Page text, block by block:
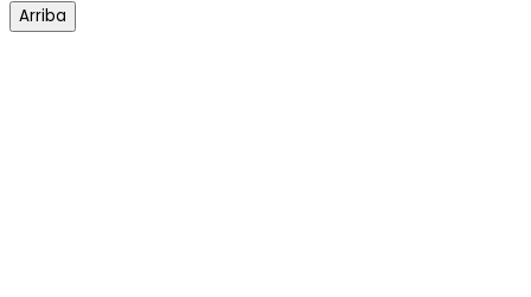
Arriba